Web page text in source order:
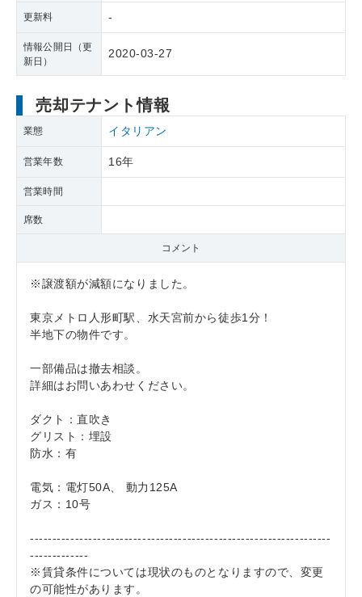
更新料 -
情報公開日（更
新日）
2020-03-27
売却テナント情報
業態 イタリアン
営業年数 16年
営業時間
席数
コメント
※譲渡額が減額になりました。
東京メトロ人形町駅、水天宮前から徒歩1分！
半地下の物件です。
一部備品は撤去相談。
詳細はお問いあわせください。
ダクト：直吹き
グリスト：埋設
防水：有
電気：電灯50A、 動力125A
ガス：10号
-------------------------------------------------------------------
-------------
※賃貸条件については現状のものとなりますので、変更
の可能性があります。